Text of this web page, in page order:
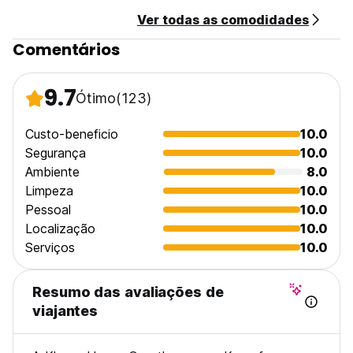
Ver todas as comodidades
Comentários
9.7Ótimo(123)
Custo-beneficio
10.0
Segurança
10.0
Ambiente
8.0
Limpeza
10.0
Pessoal
10.0
Localização
10.0
Serviços
10.0
Resumo das avaliações de
viajantes